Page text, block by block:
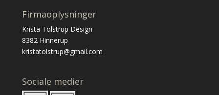
Firmaoplysninger
Krista Tolstrup Design
8382 Hinnerup
kristatolstrup@gmail.com
Sociale medier